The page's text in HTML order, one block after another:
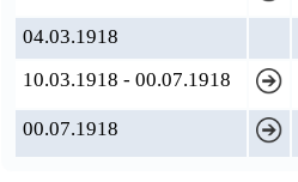
04.03.1918
10.03.1918 - 00.07.1918
00.07.1918